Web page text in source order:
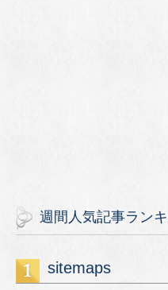
週間人気記事ラン
sitemaps